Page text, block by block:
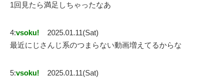
1回見たら満足しちゃったなあ
4:vsoku!
2025.01.11(Sat)
最近にじさんじ系のつまらない動画増えてるからな
5:vsoku!
2025.01.11(Sat)